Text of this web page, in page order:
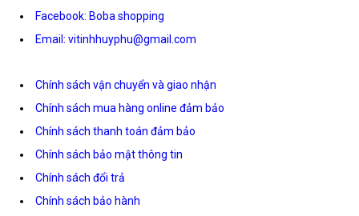
Facebook: Boba shopping
Email: vitinhhuyphu@gmail.com
Chính sách vận chuyển và giao nhận
Chính sách mua hàng online đảm bảo
Chính sách thanh toán đảm bảo
Chính sách bảo mật thông tin
Chính sách đổi trả
Chính sách bảo hành